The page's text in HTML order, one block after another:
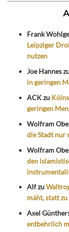
Frank
Leipziger
nutzen
Joe Hannes
in geringen
ACKzu
geringen
Wolfram
die Stadt nur
Wolfram
den
Alfzu
mäht, statt
Axel
entbehrlich